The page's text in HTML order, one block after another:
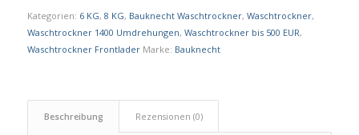
Preis
war:
€939,00
Preis
ist:
€479,00.
Kategorien: 6 KG, 8 KG, Bauknecht Waschtrockner, Waschtrockner,
Waschtrockner 1400 Umdrehungen, Waschtrockner bis 500 EUR,
Waschtrockner Frontlader Marke: Bauknecht
Beschreibung Rezensionen (0)